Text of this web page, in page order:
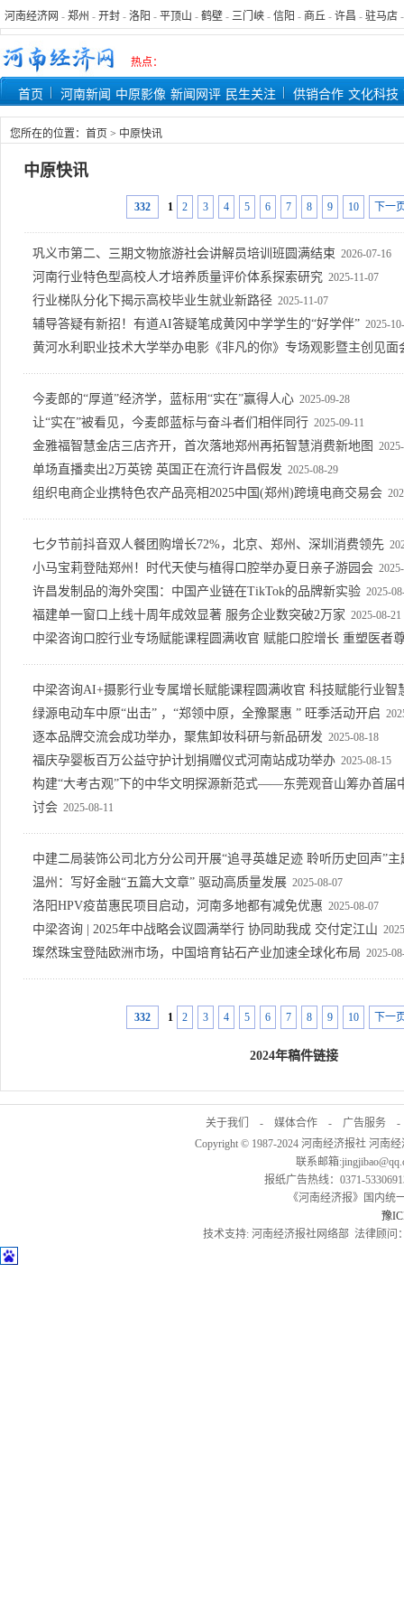
河南经济网 - 郑州 - 开封 - 洛阳 - 平顶山 - 鹤壁 - 三门峡 - 信阳 - 商丘 - 许昌 - 驻马店
热点：
首页 河南新闻 中原影像 新闻网评 民生关注 供销合作 文化科技
您所在的位置： 首页 > 中原快讯
中原快讯
332 1 2 3 4 5 6 7 8 9 10 下一
巩义市第二、三期文物旅游社会讲解员培训班圆满结束 2026-07-16
河南行业特色型高校人才培养质量评价体系探索研究 2025-11-07
行业梯队分化下揭示高校毕业生就业新路径 2025-11-07
辅导答疑有新招！有道AI答疑笔成黄冈中学学生的“好学伴” 2025-
黄河水利职业技术大学举办电影《非凡的你》专场观影暨主创见面
今麦郎的“厚道”经济学，蓝标用“实在”赢得人心 2025-09-28
让“实在”被看见，今麦郎蓝标与奋斗者们相伴同行 2025-09-11
金雅福智慧金店三店齐开，首次落地郑州再拓智慧消费新地图
单场直播卖出2万英镑 英国正在流行许昌假发 2025-08-29
组织电商企业携特色农产品亮相2025中国(郑州)跨境电商交易会
七夕节前抖音双人餐团购增长72%，北京、郑州、深圳消费领先
小马宝莉登陆郑州！时代天使与植得口腔举办夏日亲子游园会
许昌发制品的海外突围：中国产业链在TikTok的品牌新实验 2025-
福建单一窗口上线十周年成效显著 服务企业数突破2万家 2025-08-21
中梁咨询口腔行业专场赋能课程圆满收官 赋能口腔增长 重塑医者
中梁咨询AI+摄影行业专属增长赋能课程圆满收官 科技赋能行业智
绿源电动车中原“出击” ，“郑领中原，全豫聚惠 ” 旺季活动开启
逐本品牌交流会成功举办，聚焦卸妆科研与新品研发 2025-08-18
福庆孕婴板百万公益守护计划捐赠仪式河南站成功举办 2025-08-15
构建“大考古观”下的中华文明探源新范式——东莞观音山筹办首届
讨会 2025-08-11
中建二局装饰公司北方分公司开展“追寻英雄足迹 聆听历史回声”主
温州：写好金融“五篇大文章” 驱动高质量发展 2025-08-07
洛阳HPV疫苗惠民项目启动，河南多地都有减免优惠 2025-08-07
中梁咨询 | 2025年中战略会议圆满举行 协同助我成 交付定江山
璨然珠宝登陆欧洲市场，中国培育钻石产业加速全球化布局 2025-
332 1 2 3 4 5 6 7 8 9 10 下一
2024年稿件链接
关于我们 - 媒体合作 - 广告服务
Copyright © 1987-2024 河南经济报社 河南
联系邮箱
报纸广告热线：0371-
《河南经济报》国内统
豫
技术支持: 河南经济报社网络部 法律顾